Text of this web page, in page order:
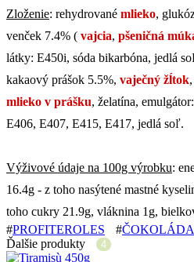
Zloženie: rehydrované mlieko,
venček 7.4% ( vajcia, pšeničná
látky: E450i, sóda bikarbóna, jedlá
kakaový prášok 5.5%, vaječný žĺtok
mlieko v prášku, želatína,
E406, E407, E415, E417, jedlá soľ.
Výživové údaje na 100g výrobku:
16.4g - z toho nasýtené mastné
toho cukry 21.9g, vláknina 1g,
#PROFITEROLES #ČOKOLÁDA
Ďalšie produkty
4